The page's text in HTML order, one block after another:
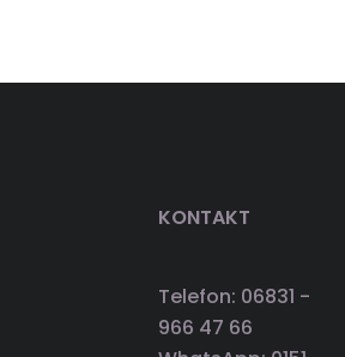
KONTAKT
Telefon: 06831 -
966 47 66